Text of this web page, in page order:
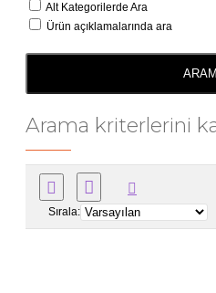
Alt Kategorilerde Ara
Ürün açıklamalarında ara
Arama kriterlerini
Sırala: